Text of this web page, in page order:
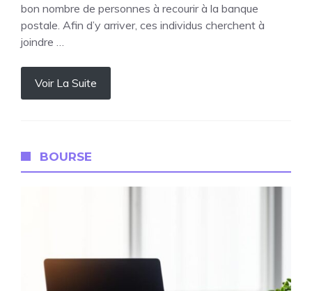
bon nombre de personnes à recourir à la banque
postale. Afin d’y arriver, ces individus cherchent à
joindre …
Voir La Suite
BOURSE